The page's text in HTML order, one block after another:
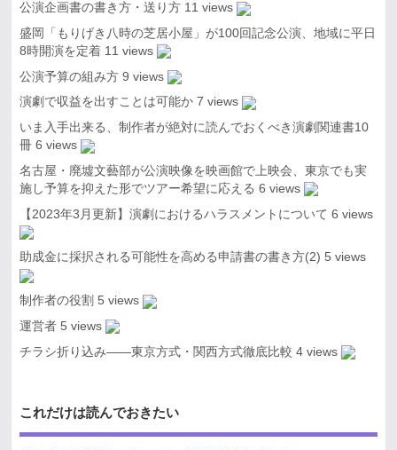
公演企画書の書き方・送り方 11 views
盛岡「もりげき八時の芝居小屋」が100回記念公演、地域に平日
8時開演を定着 11 views
公演予算の組み方 9 views
演劇で収益を出すことは可能か 7 views
いま入手出来る、制作者が絶対に読んでおくべき演劇関連書10
冊 6 views
名古屋・廃墟文藝部が公演映像を映画館で上映会、東京でも実
施し予算を抑えた形でツアー希望に応える 6 views
【2023年3月更新】演劇におけるハラスメントについて 6 views
助成金に採択される可能性を高める申請書の書き方(2) 5 views
制作者の役割 5 views
運営者 5 views
チラシ折り込み――東京方式・関西方式徹底比較 4 views
これだけは読んでおきたい